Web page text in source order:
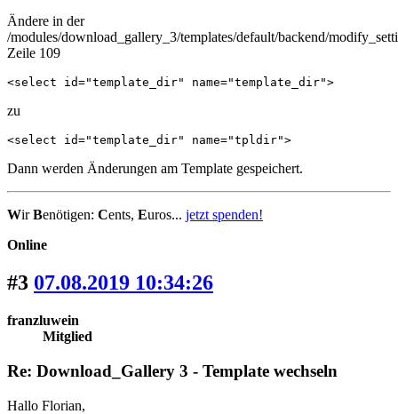
Ändere in der
/modules/download_gallery_3/templates/default/backend/
Zeile 109
<select id="template_dir" name="template_dir">
zu
<select id="template_dir" name="tpldir">
Dann werden Änderungen am Template gespeichert.
WirBenötigen: Cents, Euros... jetzt spenden!
Online
#3 07.08.2019 10:34:26
franzluwein
Mitglied
Re: Download_Gallery 3 - Template wechseln
Hallo Florian,